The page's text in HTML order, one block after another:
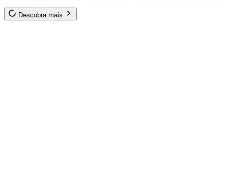
Descubra mais